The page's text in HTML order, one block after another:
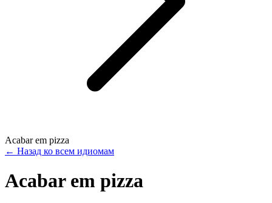
Acabar em pizza
← Назад ко всем идиомам
Acabar em pizza